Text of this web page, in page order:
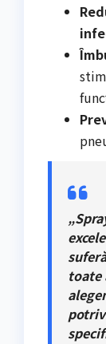
toate